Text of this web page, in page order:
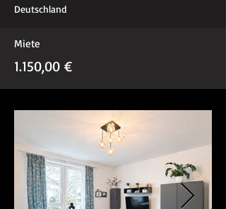
Deutschland
Miete
1.150,00 €